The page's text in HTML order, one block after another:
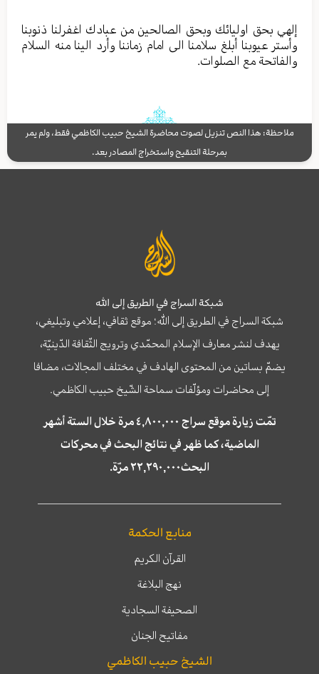
إلهي بحق اولیائك وبحق الصالحین من عبادك اغفرلنا ذنوبنا
وأستر عیوبنا أبلغ سلامنا الی امام زماننا وأرد الینا منه السلام
والفاتحة مع الصلوات.
ملاحظة: هذا النص تنزيل لصوت محاضرة الشيخ حبيب الكاظمي فقط، ولم يمر
بمرحلة التنقيح واستخراج المصادر بعد.
شبكة السراج في الطريق إلى الله
شبكة السراج في الطريق إلى الله؛ موقع ثقافي، إعلامي وتبليغي،
يهدف لنشر معارف الإسلام المحمّدي وترويج الثّقافة الدّينيّة،
يضمّ بساتين من المحتوى الهادف في مختلف المجالات، مضافا
إلى محاضرات ومؤلّفات سماحة الشّيخ حبيب الكاظمي.
تمّت زيارة موقع سراج ٤,٨٠٠,٠٠٠ مرة خلال الستة أشهر
الماضية، كما ظهر في نتائج البحث في محركات
البحث٢٢,٢٩٠,٠٠٠ مرّة.
منابع الحكمة
القرآن الكريم
نهج البلاغة
الصحيفة السجادية
مفاتيح الجنان
الشيخ حبيب الكاظمي